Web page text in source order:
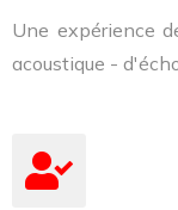
Une expérience
acoustique -